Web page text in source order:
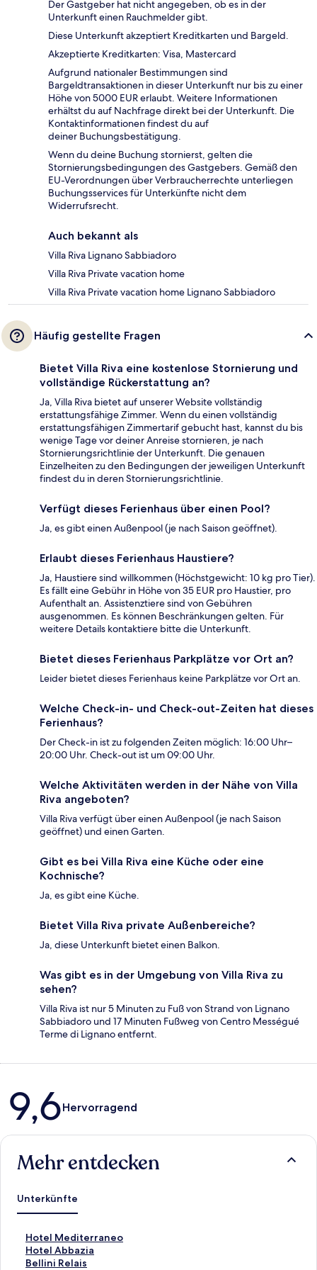
Der Gastgeber hat nicht angegeben, ob es in der
Unterkunft einen Rauchmelder gibt.
Diese Unterkunft akzeptiert Kreditkarten und Bargeld.
Akzeptierte Kreditkarten: Visa, Mastercard
Aufgrund nationaler Bestimmungen sind
Bargeldtransaktionen in dieser Unterkunft nur bis zu einer
Höhe von 5000 EUR erlaubt. Weitere Informationen
erhältst du auf Nachfrage direkt bei der Unterkunft. Die
Kontaktinformationen findest du auf
deiner Buchungsbestätigung.
Wenn du deine Buchung stornierst, gelten die
Stornierungsbedingungen des Gastgebers. Gemäß den
EU-Verordnungen über Verbraucherrechte unterliegen
Buchungsservices für Unterkünfte nicht dem
Widerrufsrecht.
Auch bekannt als
Villa Riva Lignano Sabbiadoro
Villa Riva Private vacation home
Villa Riva Private vacation home Lignano Sabbiadoro
Häufig gestellte Fragen
Bietet Villa Riva eine kostenlose Stornierung und
vollständige Rückerstattung an?
Ja, Villa Riva bietet auf unserer Website vollständig
erstattungsfähige Zimmer. Wenn du einen vollständig
erstattungsfähigen Zimmertarif gebucht hast, kannst du bis
wenige Tage vor deiner Anreise stornieren, je nach
Stornierungsrichtlinie der Unterkunft. Die genauen
Einzelheiten zu den Bedingungen der jeweiligen Unterkunft
findest du in deren Stornierungsrichtlinie.
Verfügt dieses Ferienhaus über einen Pool?
Ja, es gibt einen Außenpool (je nach Saison geöffnet).
Erlaubt dieses Ferienhaus Haustiere?
Ja, Haustiere sind willkommen (Höchstgewicht: 10 kg pro Tier).
Es fällt eine Gebühr in Höhe von 35 EUR pro Haustier, pro
Aufenthalt an. Assistenztiere sind von Gebühren
ausgenommen. Es können Beschränkungen gelten. Für
weitere Details kontaktiere bitte die Unterkunft.
Bietet dieses Ferienhaus Parkplätze vor Ort an?
Leider bietet dieses Ferienhaus keine Parkplätze vor Ort an.
Welche Check-in- und Check-out-Zeiten hat dieses
Ferienhaus?
Der Check-in ist zu folgenden Zeiten möglich: 16:00 Uhr–
20:00 Uhr. Check-out ist um 09:00 Uhr.
Welche Aktivitäten werden in der Nähe von Villa
Riva angeboten?
Villa Riva verfügt über einen Außenpool (je nach Saison
geöffnet) und einen Garten.
Gibt es bei Villa Riva eine Küche oder eine
Kochnische?
Ja, es gibt eine Küche.
Bietet Villa Riva private Außenbereiche?
Ja, diese Unterkunft bietet einen Balkon.
Was gibt es in der Umgebung von Villa Riva zu
sehen?
Villa Riva ist nur 5 Minuten zu Fuß von Strand von Lignano
Sabbiadoro und 17 Minuten Fußweg von Centro Mességué
Terme di Lignano entfernt.
Bewertungen
9,6Hervorragend
Mehr entdecken
Unterkünfte
Hotel Mediterraneo
L
i
n
Hotel Abbazia
L
iBellini Relais
L